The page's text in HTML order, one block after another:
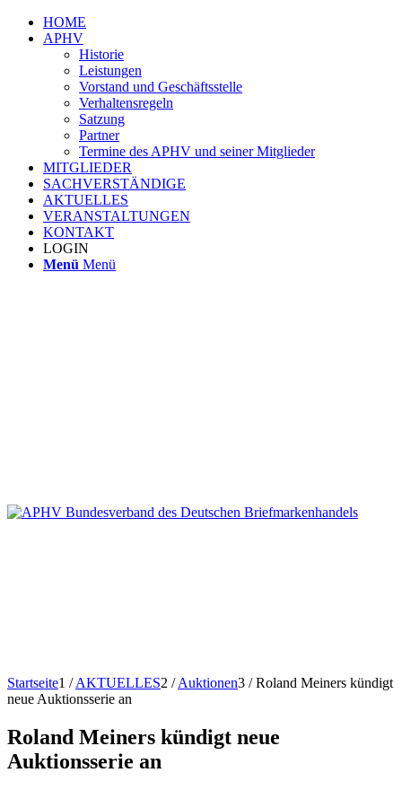
HOME
APHV
Historie
Leistungen
Vorstand und Geschäftsstelle
Verhaltensregeln
Satzung
Partner
Termine des APHV und seiner Mitglieder
MITGLIEDER
SACHVERSTÄNDIGE
AKTUELLES
VERANSTALTUNGEN
KONTAKT
LOGIN
Menü Menü
Startseite1 / AKTUELLES2 / Auktionen3 / Roland Meiners kündigt
neue Auktionsserie an
Roland Meiners kündigt neue
Auktionsserie an